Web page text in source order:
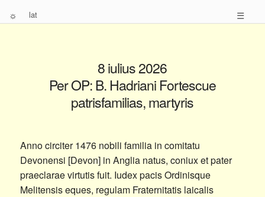
☼ lat ☰
8 iulius 2026
Per OP: B. Hadriani Fortescue
patrisfamilias, martyris
Anno circiter 1476 nobili familia in comitatu
Devonensi [Devon] in Anglia natus, coniux et pater
praeclarae virtutis fuit. Iudex pacis Ordinisque
Melitensis eques, regulam Fraternitatis laicalis